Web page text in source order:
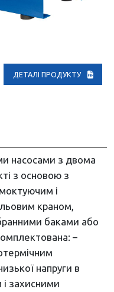
ДЕТАЛІ ПРОДУКТУ
насосами з двома
з основою з
і
краном,
баками або
–
напруги в
захисними